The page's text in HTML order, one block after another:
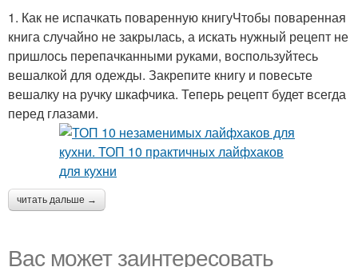
1. Как не испачкать поваренную книгуЧтобы поваренная
книга случайно не закрылась, а искать нужный рецепт не
пришлось перепачканными руками, воспользуйтесь
вешалкой для одежды. Закрепите книгу и повесьте
вешалку на ручку шкафчика. Теперь рецепт будет всегда
перед глазами.
читать дальше →
Вас может заинтересовать